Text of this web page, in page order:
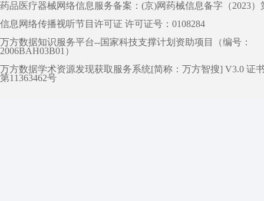
药品医疗器械网络信息服务备案：(京)网药械信息备字（2023）
信息网络传播视听节目许可证 许可证号：0108284
万方数据知识服务平台--国家科技支撑计划资助项目（编号：
2006BAH03B01）
万方数据学术资源发现获取服务系统[简称：万方智搜] V3.0 证
第11363462号